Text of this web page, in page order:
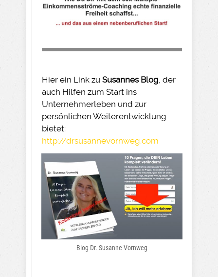
Hier ein Link zu Susannes Blog, der
auch Hilfen zum Start ins
Unternehmerleben und zur
persönlichen Weiterentwicklung
bietet:
http://drsusannevornweg.com
Blog Dr. Susanne Vornweg